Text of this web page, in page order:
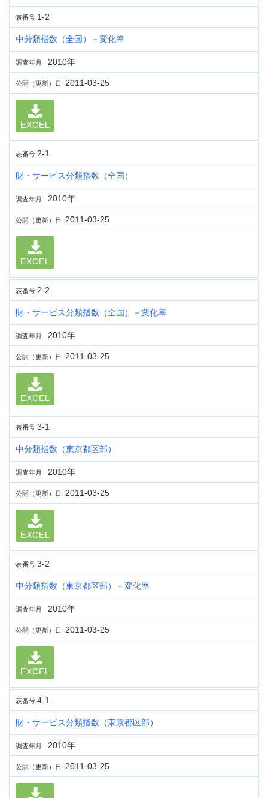
表番号 1-2
中分類指数（全国）－変化率
調査年月 2010年
公開（更新）日 2011-03-25
EXCEL
表番号 2-1
財・サービス分類指数（全国）
調査年月 2010年
公開（更新）日 2011-03-25
EXCEL
表番号 2-2
財・サービス分類指数（全国）－変化率
調査年月 2010年
公開（更新）日 2011-03-25
EXCEL
表番号 3-1
中分類指数（東京都区部）
調査年月 2010年
公開（更新）日 2011-03-25
EXCEL
表番号 3-2
中分類指数（東京都区部）－変化率
調査年月 2010年
公開（更新）日 2011-03-25
EXCEL
表番号 4-1
財・サービス分類指数（東京都区部）
調査年月 2010年
公開（更新）日 2011-03-25